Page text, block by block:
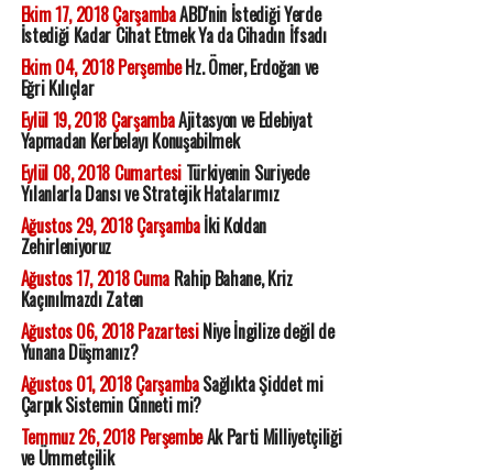
Ekim 17, 2018 ÇarşambaABD'nin İstediği Yerde
İstediği Kadar Cihat Etmek Ya da Cihadın İfsadı
Ekim 04, 2018 PerşembeHz. Ömer, Erdoğan ve
Eğri Kılıçlar
Eylül 19, 2018 ÇarşambaAjitasyon ve Edebiyat
Yapmadan Kerbelayı Konuşabilmek
Eylül 08, 2018 CumartesiTürkiyenin Suriyede
Yılanlarla Dansı ve Stratejik Hatalarımız
Ağustos 29, 2018 Çarşambaİki Koldan
Zehirleniyoruz
Ağustos 17, 2018 CumaRahip Bahane, Kriz
Kaçınılmazdı Zaten
Ağustos 06, 2018 PazartesiNiye İngilize değil de
Yunana Düşmanız?
Ağustos 01, 2018 ÇarşambaSağlıkta Şiddet mi
Çarpık Sistemin Cinneti mi?
Temmuz 26, 2018 PerşembeAk Parti Milliyetçiliği
ve Ümmetçilik